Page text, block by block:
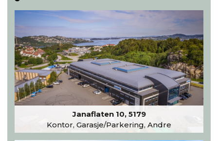
Janaflaten 10, 5179
Kontor, Garasje/Parkering, Andre